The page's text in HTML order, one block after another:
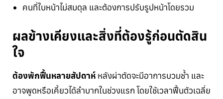
คนที่ใบหน้าไม่สมดุล และต้องการปรับรูปหน้าโดยรวม
ผลข้างเคียงและสิ่งที่ต้องรู้ก่อนตัดสิน
ใจ
ต้องพักฟื้นหลายสัปดาห์ หลังผ่าตัดจะมีอาการบวมช้ำ และ
อาจพูดหรือเคี้ยวได้ลำบากในช่วงแรก โดยใช้เวลาฟื้นตัวเฉลี่ย